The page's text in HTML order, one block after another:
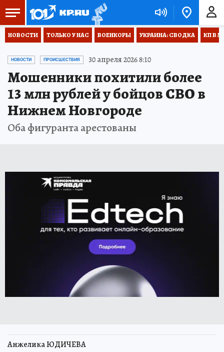
НОВОСТИ ТОЛЬКО У НАС ВОЕНКОРЫ УКРАИНА: СВОДКА КП В
НОВОСТИ ПРОИСШЕСТВИЯ 30 апреля 2026 8:10
Мошенники похитили более
13 млн рублей у бойцов СВО в
Нижнем Новгороде
Оба фигуранта арестованы
Анжелика ЮДИЧЕВА